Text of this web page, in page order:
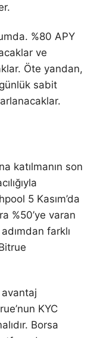
%80 APY
ve
Öte yandan,
sabit
katılmanın son
5 Kasım’da
%50’ye varan
farklı
avantaj
KYC
Borsa